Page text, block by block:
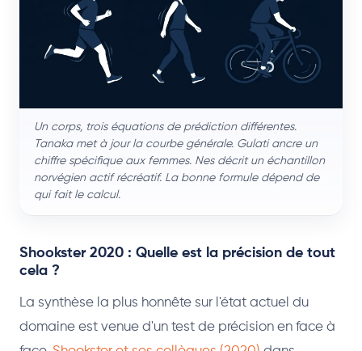
Un corps, trois équations de prédiction différentes.
Tanaka met à jour la courbe générale. Gulati ancre un
chiffre spécifique aux femmes. Nes décrit un échantillon
norvégien actif récréatif. La bonne formule dépend de
qui fait le calcul.
Shookster 2020 : Quelle est la précision de tout
cela ?
La synthèse la plus honnête sur l'état actuel du
domaine est venue d'un test de précision en face à